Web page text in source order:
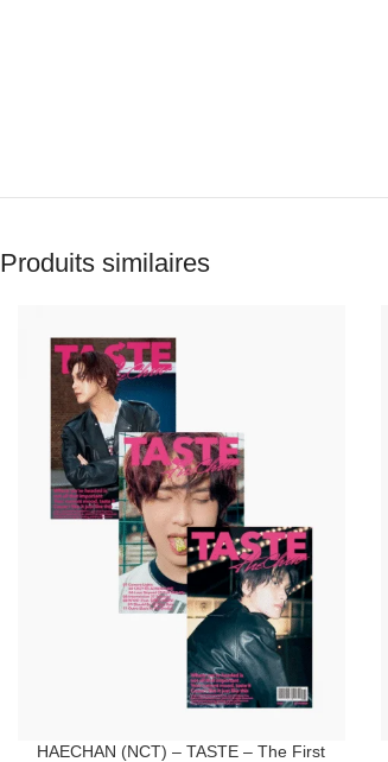
Produits similaires
HAECHAN (NCT) – TASTE – The First